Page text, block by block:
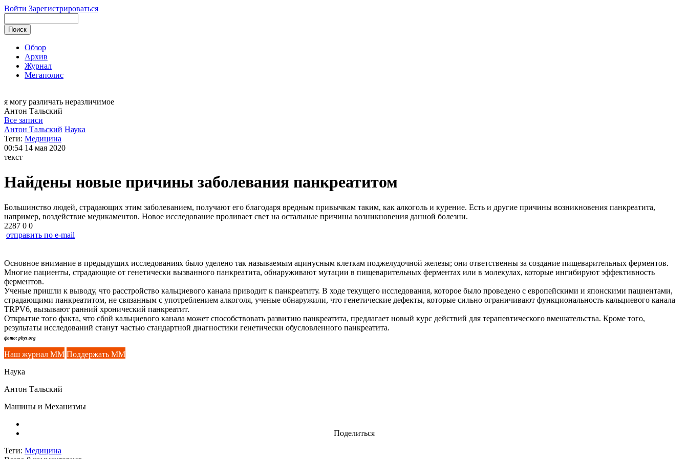
Войти Зарегистрироваться
Обзор
Архив
Журнал
Мегаполис
я могу различать неразличимое
Антон Тальский
Все записи
Антон Тальский Наука
Теги: Медицина
00:54 14 мая 2020
текст
Найдены новые причины заболевания панкреатитом
Большинство людей, страдающих этим заболеванием, получают его благодаря вредным привычкам таким, как алкоголь и курение. Есть и другие причины возникновения панкреатита,
например, воздействие медикаментов. Новое исследование проливает свет на остальные причины возникновения данной болезни.
2287 0 0
отправить по e-mail
Основное внимание в предыдущих исследованиях было уделено так называемым ацинусным клеткам поджелудочной железы; они ответственны за создание пищеварительных ферментов.
Многие пациенты, страдающие от генетически вызванного панкреатита, обнаруживают мутации в пищеварительных ферментах или в молекулах, которые ингибируют эффективность
ферментов.
Ученые пришли к выводу, что расстройство кальциевого канала приводит к панкреатиту. В ходе текущего исследования, которое было проведено с европейскими и японскими пациентами,
страдающими панкреатитом, не связанным с употреблением алкоголя, ученые обнаружили, что генетические дефекты, которые сильно ограничивают функциональность кальциевого канала
TRPV6, вызывают ранний хронический панкреатит.
Открытие того факта, что сбой кальциевого канала может способствовать развитию панкреатита, предлагает новый курс действий для терапевтического вмешательства. Кроме того,
результаты исследований станут частью стандартной диагностики генетически обусловленного панкреатита.
фото: phys.org
Наш журнал ММ Поддержать ММ
Наука
Антон Тальский
Машины и Механизмы
Поделиться
Теги: Медицина